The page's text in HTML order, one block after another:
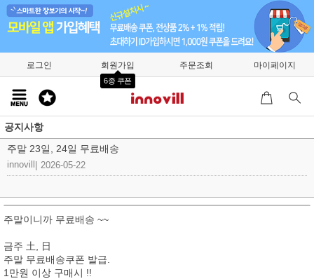
로그인 회원가입
6종 쿠폰
주문조회 마이페이지
공지사항
주말 23일, 24일 무료배송
innovill 2026-05-22
주말이니까 무료배송 ~~
금주 土, 日
주말 무료배송쿠폰 발급.
1만원 이상 구매시 !!